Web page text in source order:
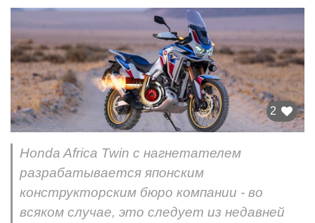
2
Honda Africa Twin с нагнетателем
разрабатывается японским
конструкторским бюро компании - во
всяком случае, это следует из недавней